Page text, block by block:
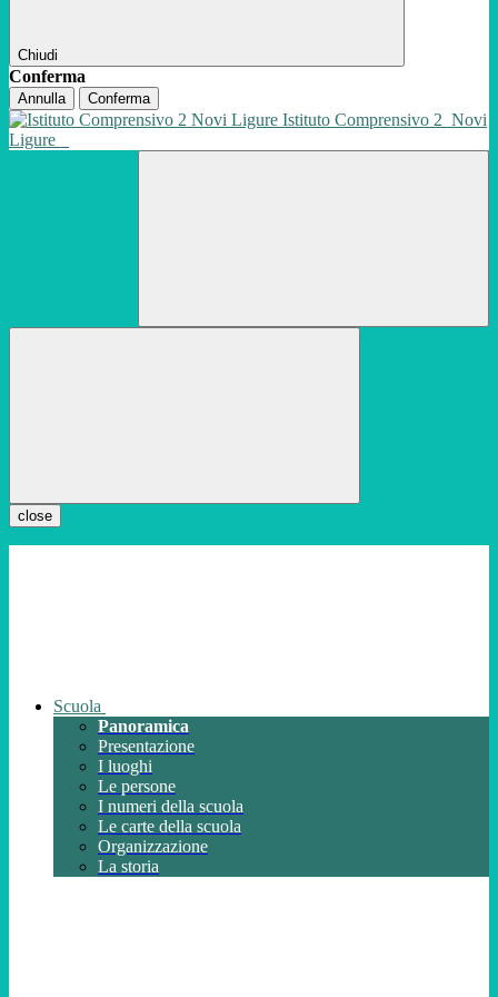
Chiudi
Conferma
Annulla Conferma
Istituto Comprensivo 2 Novi
Ligure
close
Scuola
Panoramica
Presentazione
I luoghi
Le persone
I numeri della scuola
Le carte della scuola
Organizzazione
La storia